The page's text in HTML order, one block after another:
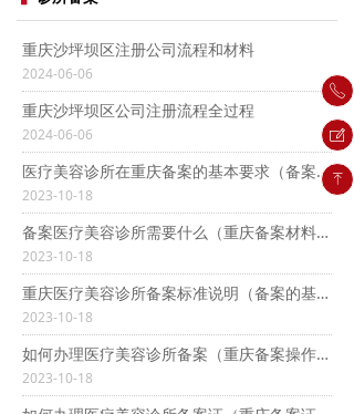
重庆沙坪坝区注册公司流程和材料
2024-06-06
重庆沙坪坝区公司注册流程全过程
2024-06-06
医疗美容诊所在重庆备案的基本要求（备案标准详解）
2023-10-18
备案医疗美容诊所需要什么（重庆备案材料清单）
2023-10-18
重庆医疗美容诊所备案标准说明（备案的基本要求）
2023-10-18
如何办理医疗美容诊所备案（重庆备案操作步骤）
2023-10-18
ꂅ
ꁸ
ꂐ